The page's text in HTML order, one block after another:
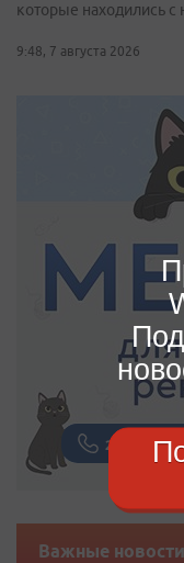
которые находились с
9:48, 7 августа 2026
Важные новости